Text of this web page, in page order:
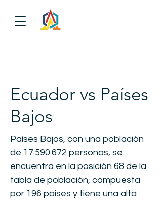
Ecuador vs Países
Bajos
Países Bajos, con una población
de 17.590.672 personas, se
encuentra en la posición 68 de la
tabla de población, compuesta
por 196 países y tiene una alta